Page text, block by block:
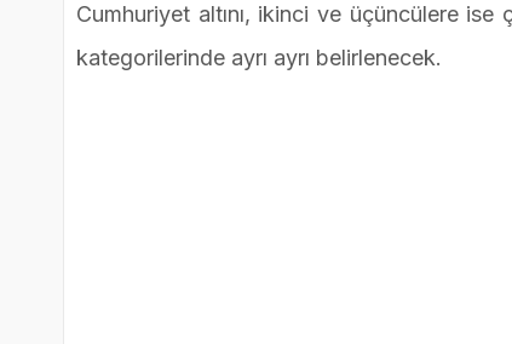
Cumhuriyet altını, ikinci ve üçüncülere
kategorilerinde ayrı ayrı belirlenecek.